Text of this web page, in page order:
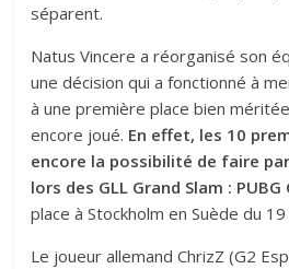
séparent.
Natus Vincere a réorganisé son
une décision qui a fonctionné à
à une première place bien
encore joué. En effet, les 10
encore la possibilité de faire
lors des GLL Grand Slam : PUBG
place à Stockholm en Suède du 19
Le joueur allemand ChrizZ (G2